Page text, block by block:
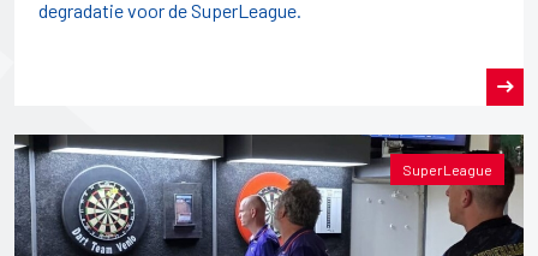
degradatie voor de SuperLeague.
SuperLeague